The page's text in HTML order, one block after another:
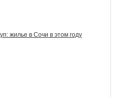
жилье в Сочи в этом году